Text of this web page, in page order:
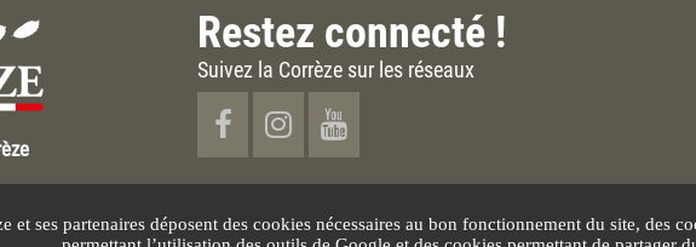
Restez connecté !
Suivez la Corrèze sur les réseaux
et ses partenaires déposent des cookies nécessaires au bon fonctionnement du site, des